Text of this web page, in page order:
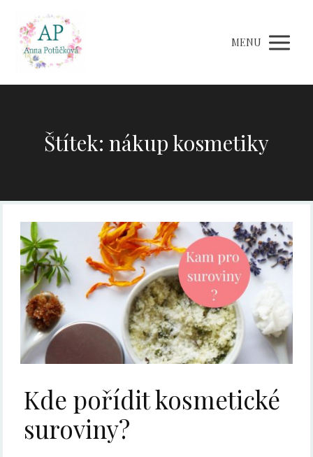
MENU
Štítek: nákup kosmetiky
Kde pořídit kosmetické
suroviny?